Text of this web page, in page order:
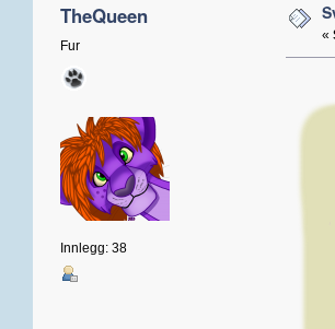
TheQueen
Fur
Innlegg: 38
«